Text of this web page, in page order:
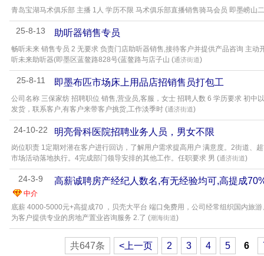
青岛宝湖马术俱乐部 主播 1人 学历不限 马术俱乐部直播销售骑马会员 即墨崂山
25-8-13 助听器销售专员
畅听未来 销售专员 2 无要求 负责门店助听器销售,接待客户并提供产品咨询 主
听未来助听器(即墨区蓝鳌路828号(蓝鳌路与店子山 (通济街道)
25-8-11 即墨布匹市场床上用品店招销售员打包工
公司名称 三保家纺 招聘职位 销售,营业员,客服，女士 招聘人数 6 学历要求 初中
发货，联系客户,有客户来带客户挑货,工作淡季时 (通济街道)
24-10-22 明亮骨科医院招聘业务人员，男女不限
岗位职责 1定期对潜在客户进行回访，了解用户需求提高用户 满意度。2街道、
市场活动落地执行。4完成部门领导安排的其他工作。任职要求 男 (通济街道)
24-3-9 高薪诚聘房产经纪人数名,有无经验均可,高提成
中介
底薪 4000-5000元+高提成70 ，贝壳大平台 端口免费用，公司经常组织国内旅
为客户提供专业的房地产置业咨询服务 2.了 (潮海街道)
共647条 <上一页 2 3 4 5 6